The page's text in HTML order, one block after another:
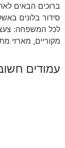
ברוכים הבאים
סידור בלונים
לכל המשפחה:
מקוריים, מארזי
עמודים